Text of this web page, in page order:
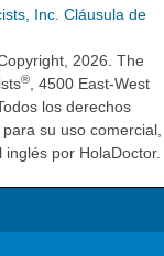
Inc. Cláusula de
2026. The
®, 4500 East-West
los derechos
su uso comercial,
por HolaDoctor.